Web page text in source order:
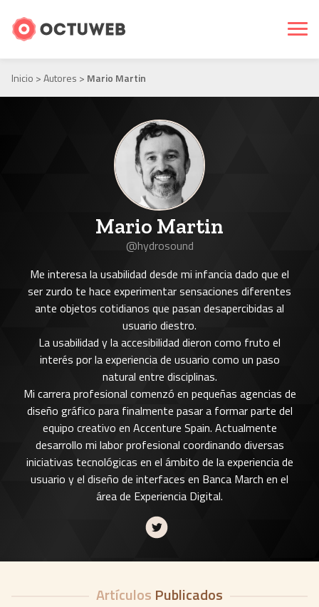
Inicio >Autores > Mario Martin
Mario Martin
@hydrosound
Me interesa la usabilidad desde mi infancia dado que el
ser zurdo te hace experimentar sensaciones diferentes
ante objetos cotidianos que pasan desapercibidas al
usuario diestro.
La usabilidad y la accesibilidad dieron como fruto el
interés por la experiencia de usuario como un paso
natural entre disciplinas.
Mi carrera profesional comenzó en pequeñas agencias de
diseño gráfico para finalmente pasar a formar parte del
equipo creativo en Accenture Spain. Actualmente
desarrollo mi labor profesional coordinando diversas
iniciativas tecnológicas en el ámbito de la experiencia de
usuario y el diseño de interfaces en Banca March en el
área de Experiencia Digital.
Artículos Publicados